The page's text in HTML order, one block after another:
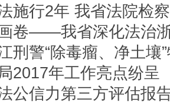
施行2年 我省法院检
卷——我省深化法治
刑警“除毒瘤、净土壤
2017年工作亮点纷呈
公信力第三方评估报